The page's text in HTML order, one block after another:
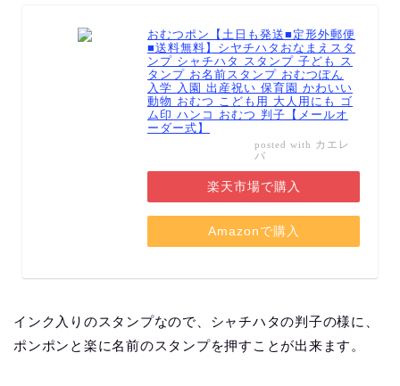
おむつポン【土日も発送■定形外郵便
■送料無料】シヤチハタおなまえスタ
ンプ シャチハタ スタンプ 子ども ス
タンプ お名前スタンプ おむつぽん
入学 入園 出産祝い 保育園 かわいい
動物 おむつ こども用 大人用にも ゴ
ム印 ハンコ おむつ 判子【メールオ
ーダー式】
posted with カエレ
バ
楽天市場で購入
Amazonで購入
インク入りのスタンプなので、シャチハタの判子の様に、
ポンポンと楽に名前のスタンプを押すことが出来ます。